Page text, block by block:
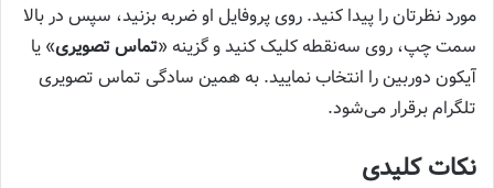
مورد نظرتان را پیدا کنید. روی پروفایل او ضربه بزنید، سپس در بالا
سمت چپ، روی سه‌نقطه کلیک کنید و گزینه «تماس تصویری» یا
آیکون دوربین را انتخاب نمایید. به همین سادگی تماس تصویری
تلگرام برقرار می‌شود.
نکات کلیدی